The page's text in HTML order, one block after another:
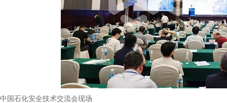
中国石化安全技术交流会现场